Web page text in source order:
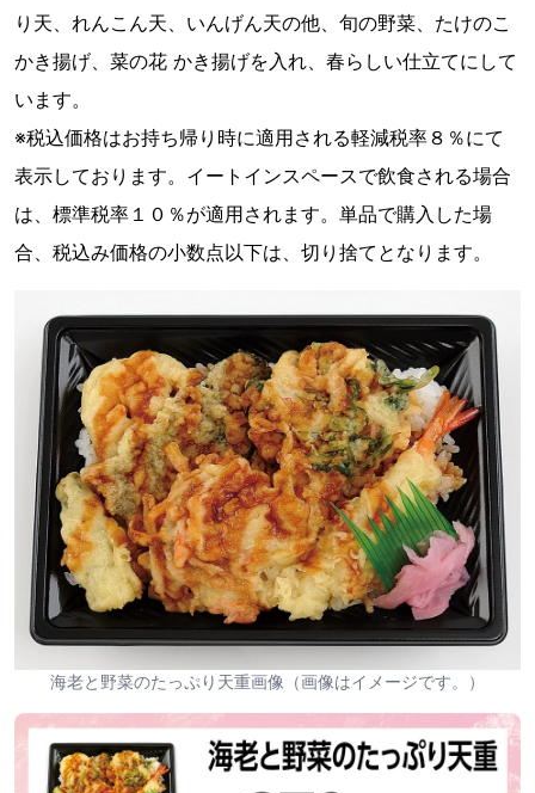
り天、れんこん天、いんげん天の他、旬の野菜、たけのこ
かき揚げ、菜の花 かき揚げを入れ、春らしい仕立てにして
います。
※税込価格はお持ち帰り時に適用される軽減税率８％にて
表示しております。イートインスペースで飲食される場合
は、標準税率１０％が適用されます。単品で購入した場
合、税込み価格の小数点以下は、切り捨てとなります。
海老と野菜のたっぷり天重画像（画像はイメージです。）